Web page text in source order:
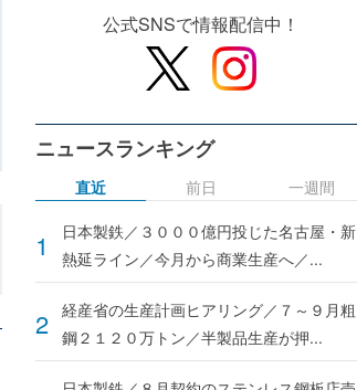
公式SNSで情報配信中！
ニュースランキング
直近
日本製鉄／３０００億円投じた名古屋・新
熱延ライン／今月から商業生産へ／...
経産省の生産計画ヒアリング／７～９月粗
鋼２１２０万トン／半製品生産が押...
前日 一週間